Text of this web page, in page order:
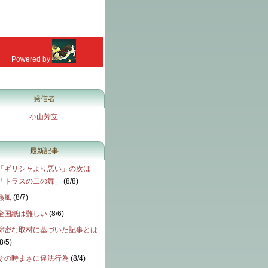
発信者
小山芳立
最新記事
ギリシャより悪い」の次は
トラスの二の舞」
(8/8)
風 (8/7)
国紙は難しい (8/6)
密な取材に基づいた記事とは
8/5)
の時まさに違法行為 (8/4)